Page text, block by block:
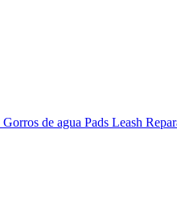
Gorros de agua Pads Leash